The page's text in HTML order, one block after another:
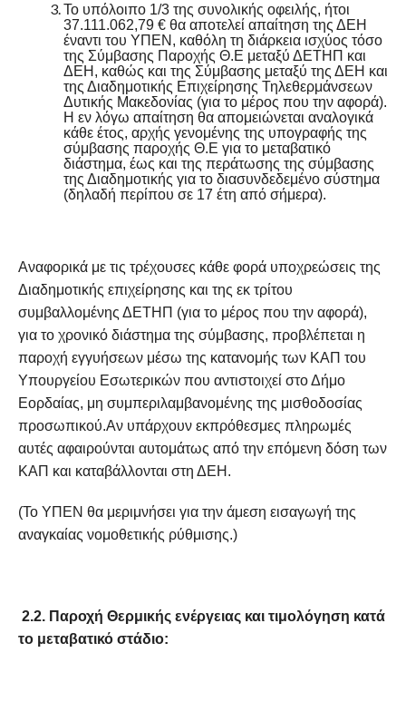
Το υπόλοιπο 1/3 της συνολικής οφειλής, ήτοι
37.111.062,79 € θα αποτελεί απαίτηση της ΔΕΗ
έναντι του ΥΠΕΝ, καθόλη τη διάρκεια ισχύος τόσο
της Σύμβασης Παροχής Θ.Ε μεταξύ ΔΕΤΗΠ και
ΔΕΗ, καθώς και της Σύμβασης μεταξύ της ΔΕΗ και
της Διαδημοτικής Επιχείρησης Τηλεθερμάνσεων
Δυτικής Μακεδονίας (για το μέρος που την αφορά).
Η εν λόγω απαίτηση θα απομειώνεται αναλογικά
κάθε έτος, αρχής γενομένης της υπογραφής της
σύμβασης παροχής Θ.Ε για το μεταβατικό
διάστημα, έως και της περάτωσης της σύμβασης
της Διαδημοτικής για το διασυνδεδεμένο σύστημα
(δηλαδή περίπου σε 17 έτη από σήμερα).
Αναφορικά με τις τρέχουσες κάθε φορά υποχρεώσεις της
Διαδημοτικής επιχείρησης και της εκ τρίτου
συμβαλλομένης ΔΕΤΗΠ (για το μέρος που την αφορά),
για το χρονικό διάστημα της σύμβασης, προβλέπεται η
παροχή εγγυήσεων μέσω της κατανομής των ΚΑΠ του
Υπουργείου Εσωτερικών που αντιστοιχεί στο Δήμο
Εορδαίας, μη συμπεριλαμβανομένης της μισθοδοσίας
προσωπικού.Αν υπάρχουν εκπρόθεσμες πληρωμές
αυτές αφαιρούνται αυτομάτως από την επόμενη δόση των
ΚΑΠ και καταβάλλονται στη ΔΕΗ.
(Το ΥΠΕΝ θα μεριμνήσει για την άμεση εισαγωγή της
αναγκαίας νομοθετικής ρύθμισης.)
2.2. Παροχή Θερμικής ενέργειας και τιμολόγηση κατά
το μεταβατικό στάδιο: